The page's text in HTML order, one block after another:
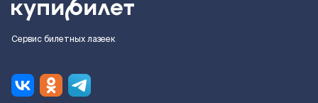
Сервис билетных лазеек